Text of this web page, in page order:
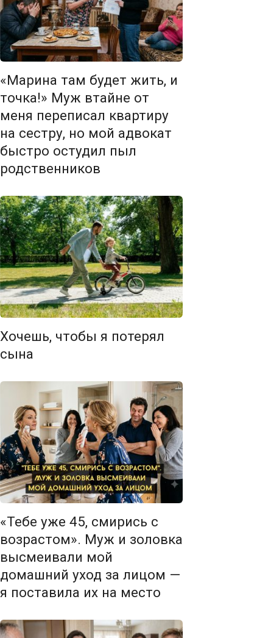
«Марина там будет жить, и
точка!» Муж втайне от
меня переписал квартиру
на сестру, но мой адвокат
быстро остудил пыл
родственников
Хочешь, чтобы я потерял
сына
«Тебе уже 45, смирись с
возрастом». Муж и золовка
высмеивали мой
домашний уход за лицом —
я поставила их на место